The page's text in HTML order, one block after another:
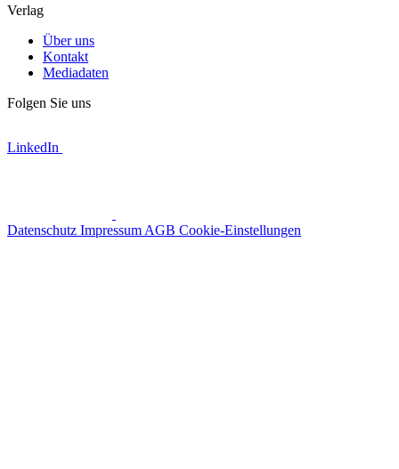
Verlag
Über uns
Kontakt
Mediadaten
Folgen Sie uns
LinkedIn
Datenschutz Impressum AGB Cookie-Einstellungen